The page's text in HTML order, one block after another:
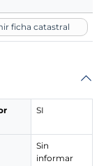
ficha catastral
SI
Sin
informar